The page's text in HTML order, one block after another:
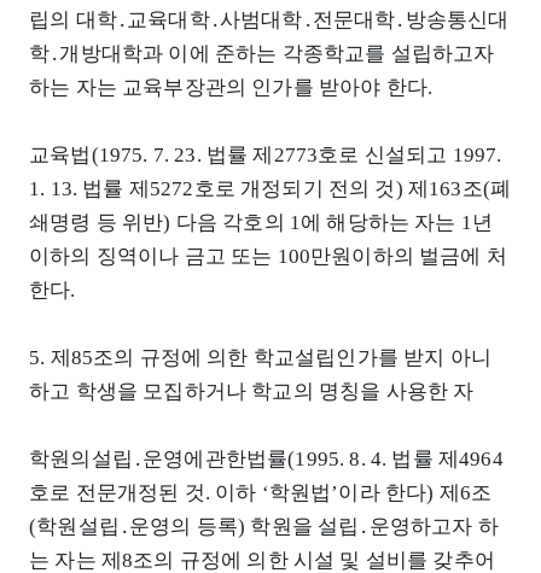
립의 대학․교육대학․사범대학․전문대학․방송통신대
학․개방대학과 이에 준하는 각종학교를 설립하고자
하는 자는 교육부장관의 인가를 받아야 한다.
교육법(1975. 7. 23. 법률 제2773호로 신설되고 1997.
1. 13. 법률 제5272호로 개정되기 전의 것) 제163조(폐
쇄명령 등 위반) 다음 각호의 1에 해당하는 자는 1년
이하의 징역이나 금고 또는 100만원이하의 벌금에 처
한다.
5. 제85조의 규정에 의한 학교설립인가를 받지 아니
하고 학생을 모집하거나 학교의 명칭을 사용한 자
학원의설립․운영에관한법률(1995. 8. 4. 법률 제4964
호로 전문개정된 것. 이하 ‘학원법’이라 한다) 제6조
(학원설립․운영의 등록) 학원을 설립․운영하고자 하
는 자는 제8조의 규정에 의한 시설 및 설비를 갖추어